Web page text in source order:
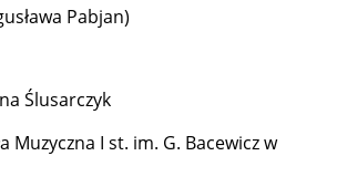
Pabjan)
Ślusarczyk
Muzyczna I st. im. G. Bacewicz w